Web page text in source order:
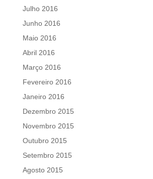
Julho 2016
Junho 2016
Maio 2016
Abril 2016
Março 2016
Fevereiro 2016
Janeiro 2016
Dezembro 2015
Novembro 2015
Outubro 2015
Setembro 2015
Agosto 2015